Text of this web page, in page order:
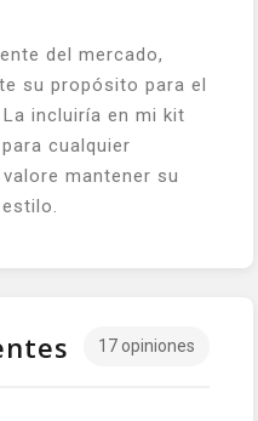
del mercado,
su propósito para el
incluiría en mi kit
cualquier
mantener su
17 opiniones